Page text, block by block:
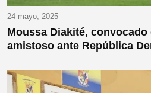
24 mayo, 2025
Moussa Diakité, convocado
amistoso ante República